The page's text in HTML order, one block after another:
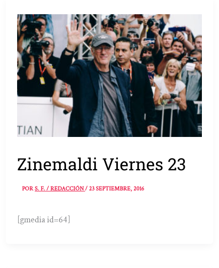
Zinemaldi Viernes 23
PORS. F. / REDACCIÓN/23 SEPTIEMBRE, 2016
[gmedia id=64]